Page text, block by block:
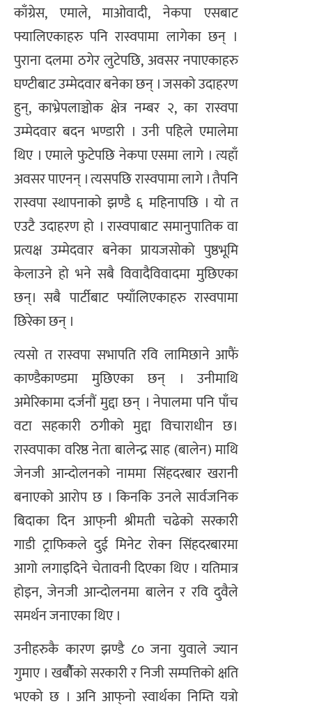
काँग्रेस, एमाले, माओवादी, नेकपा एसबाट
फ्यालिएकाहरु पनि रास्वपामा लागेका छन् ।
पुराना दलमा ठगेर लुटेपछि, अवसर नपाएकाहरु
घण्टीबाट उम्मेदवार बनेका छन् । जसको उदाहरण
हुन्, काभ्रेपलाञ्चोक क्षेत्र नम्बर २, का रास्वपा
उम्मेदवार बदन भण्डारी । उनी पहिले एमालेमा
थिए । एमाले फुटेपछि नेकपा एसमा लागे । त्यहाँ
अवसर पाएनन् । त्यसपछि रास्वपामा लागे । तैपनि
रास्वपा स्थापनाको झण्डै ६ महिनापछि । यो त
एउटै उदाहरण हो । रास्वपाबाट समानुपातिक वा
प्रत्यक्ष उम्मेदवार बनेका प्रायजसोको पुष्ठभूमि
केलाउने हो भने सबै विवादैविवादमा मुछिएका
छन्। सबै पार्टीबाट फ्याँलिएकाहरु रास्वपामा
छिरेका छन् ।
त्यसो त रास्वपा सभापति रवि लामिछाने आफैं
काण्डैकाण्डमा मुछिएका छन् । उनीमाथि
अमेरिकामा दर्जनौं मुद्दा छन् । नेपालमा पनि पाँच
वटा सहकारी ठगीको मुद्दा विचाराधीन छ।
रास्वपाका वरिष्ठ नेता बालेन्द्र साह (बालेन) माथि
जेनजी आन्दोलनको नाममा सिंहदरबार खरानी
बनाएको आरोप छ । किनकि उनले सार्वजनिक
बिदाका दिन आफ्‌नी श्रीमती चढेको सरकारी
गाडी ट्राफिकले दुई मिनेट रोक्न सिंहदरबारमा
आगो लगाइदिने चेतावनी दिएका थिए । यतिमात्र
होइन, जेनजी आन्दोलनमा बालेन र रवि दुवैले
समर्थन जनाएका थिए ।
उनीहरुकै कारण झण्डै ८० जना युवाले ज्यान
गुमाए । खर्बौैको सरकारी र निजी सम्पत्तिको क्षति
भएको छ । अनि आफ्‌नो स्वार्थका निम्ति यत्रो